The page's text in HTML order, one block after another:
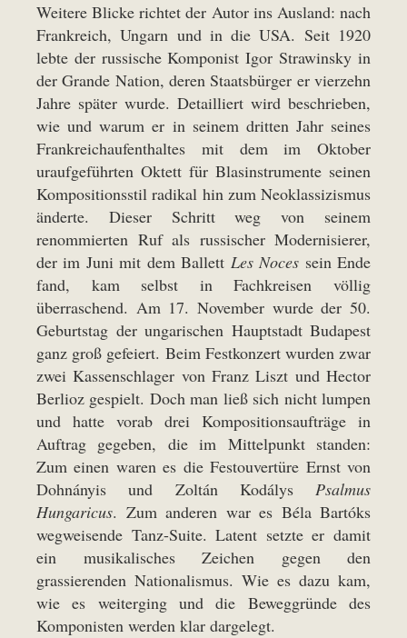
Weitere Blicke richtet der Autor ins Ausland: nach
Frankreich, Ungarn und in die USA. Seit 1920
lebte der russische Komponist Igor Strawinsky in
der Grande Nation, deren Staatsbürger er vierzehn
Jahre später wurde. Detailliert wird beschrieben,
wie und warum er in seinem dritten Jahr seines
Frankreichaufenthaltes mit dem im Oktober
uraufgeführten Oktett für Blasinstrumente seinen
Kompositionsstil radikal hin zum Neoklassizismus
änderte. Dieser Schritt weg von seinem
renommierten Ruf als russischer Modernisierer,
der im Juni mit dem Ballett Les Noces sein Ende
fand, kam selbst in Fachkreisen völlig
überraschend. Am 17. November wurde der 50.
Geburtstag der ungarischen Hauptstadt Budapest
ganz groß gefeiert. Beim Festkonzert wurden zwar
zwei Kassenschlager von Franz Liszt und Hector
Berlioz gespielt. Doch man ließ sich nicht lumpen
und hatte vorab drei Kompositionsaufträge in
Auftrag gegeben, die im Mittelpunkt standen:
Zum einen waren es die Festouvertüre Ernst von
Dohnányis und Zoltán Kodálys Psalmus
Hungaricus. Zum anderen war es Béla Bartóks
wegweisende Tanz-Suite. Latent setzte er damit
ein musikalisches Zeichen gegen den
grassierenden Nationalismus. Wie es dazu kam,
wie es weiterging und die Beweggründe des
Komponisten werden klar dargelegt.